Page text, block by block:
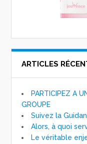
ARTICLES
PARTICIPEZ A
GROUPE
Suivez la
Alors, à quoi
Le véritable